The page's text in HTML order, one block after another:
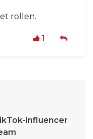
rollen.
1
influencer